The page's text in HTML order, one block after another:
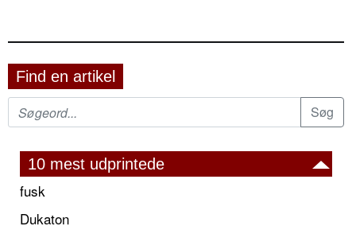
Find en artikel
10 mest udprintede
fusk
Dukaton